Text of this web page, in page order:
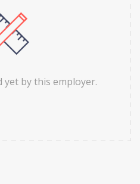
by this employer.